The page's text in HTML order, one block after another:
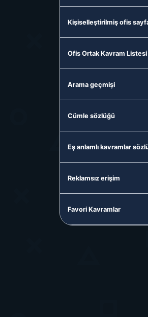
Kişiselleştirilmiş ofis
Ofis Ortak Kavram Listesi
Arama geçmişi
Cümle sözlüğü
Eş anlamlı kavramlar
Reklamsız erişim
Favori Kavramlar